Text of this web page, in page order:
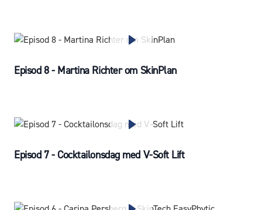
Episod 8 - Martina Richter om SkinPlan
Episod 7 - Cocktailonsdag med V-Soft Lift